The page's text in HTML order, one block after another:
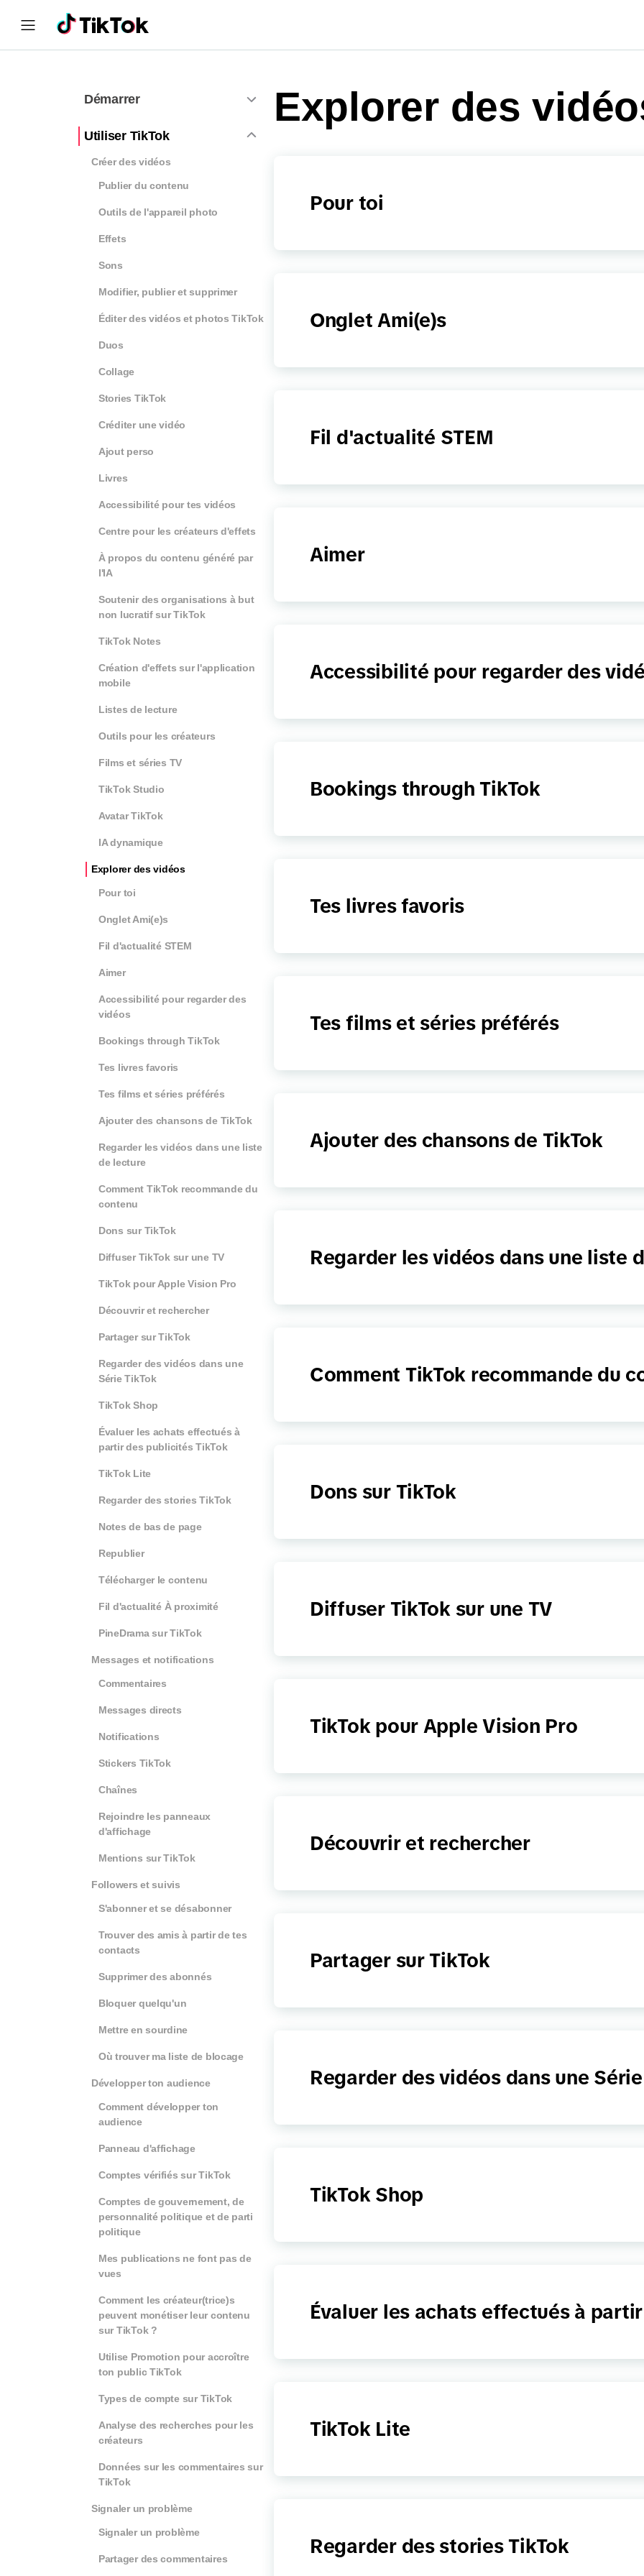
Démarrer
Utiliser TikTok
Créer des vidéos
Publier du contenu
Outils de l'appareil photo
Effets
Sons
Modifier, publier et supprimer
Éditer des vidéos et photos TikTok
Duos
Collage
Stories TikTok
Créditer une vidéo
Ajout perso
Livres
Accessibilité pour tes vidéos
Centre pour les créateurs d'effets
À propos du contenu généré par
l'IA
Soutenir des organisations à but
non lucratif sur TikTok
TikTok Notes
Création d'effets sur l'application
mobile
Listes de lecture
Outils pour les créateurs
Films et séries TV
TikTok Studio
Avatar TikTok
IA dynamique
Explorer des vidéos
Pour toi
Onglet Ami(e)s
Fil d'actualité STEM
Aimer
Accessibilité pour regarder des
vidéos
Bookings through TikTok
Tes livres favoris
Tes films et séries préférés
Ajouter des chansons de TikTok
Regarder les vidéos dans une liste
de lecture
Comment TikTok recommande du
contenu
Dons sur TikTok
Diffuser TikTok sur une TV
TikTok pour Apple Vision Pro
Découvrir et rechercher
Partager sur TikTok
Regarder des vidéos dans une
Série TikTok
TikTok Shop
Évaluer les achats effectués à
partir des publicités TikTok
TikTok Lite
Regarder des stories TikTok
Notes de bas de page
Republier
Télécharger le contenu
Fil d'actualité À proximité
PineDrama sur TikTok
Messages et notifications
Commentaires
Messages directs
Notifications
Stickers TikTok
Chaînes
Rejoindre les panneaux
d'affichage
Mentions sur TikTok
Followers et suivis
S'abonner et se désabonner
Trouver des amis à partir de tes
contacts
Supprimer des abonnés
Bloquer quelqu'un
Mettre en sourdine
Où trouver ma liste de blocage
Développer ton audience
Comment développer ton
audience
Panneau d'affichage
Comptes vérifiés sur TikTok
Comptes de gouvernement, de
personnalité politique et de parti
politique
Mes publications ne font pas de
vues
Comment les créateur(trice)s
peuvent monétiser leur contenu
sur TikTok ?
Utilise Promotion pour accroître
ton public TikTok
Types de compte sur TikTok
Analyse des recherches pour les
créateurs
Données sur les commentaires sur
TikTok
Signaler un problème
Signaler un problème
Partager des commentaires
Explorer des
Pour toi
Onglet Ami(e)s
Fil d'actualité STEM
Aimer
Accessibilité pour regarder des
Bookings through TikTok
Tes livres favoris
Tes films et séries préférés
Ajouter des chansons de TikTok
Regarder les vidéos dans une liste
Comment TikTok recommande du
Dons sur TikTok
Diffuser TikTok sur une TV
TikTok pour Apple Vision Pro
Découvrir et rechercher
Partager sur TikTok
Regarder des vidéos dans une
TikTok Shop
Évaluer les achats effectués à
TikTok Lite
Regarder des stories TikTok